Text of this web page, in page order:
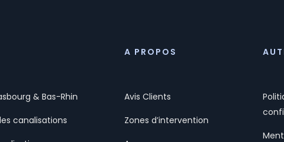
& Bas-Rhin
canalisations
A PROPOS
Avis Clients
Zones d’intervention